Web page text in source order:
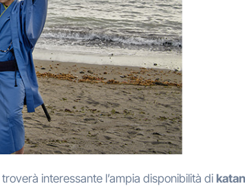
troverà interessante l’ampia disponibilità di